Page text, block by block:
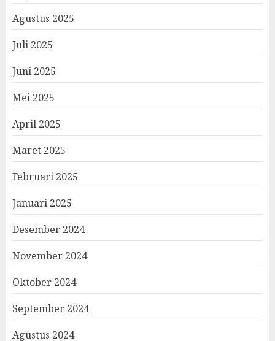
Agustus 2025
Juli 2025
Juni 2025
Mei 2025
April 2025
Maret 2025
Februari 2025
Januari 2025
Desember 2024
November 2024
Oktober 2024
September 2024
Agustus 2024